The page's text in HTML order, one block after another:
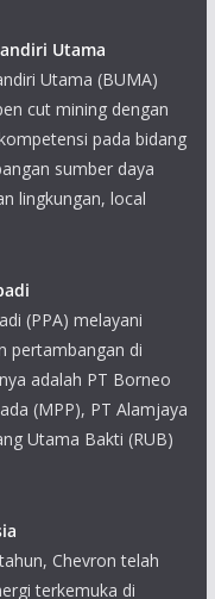
pengembangan
kesehatan dan
beberapa
Prima Persada
PT Rantaupanjang
Bara (KJB).
menjadi produsen
inovasi,
ladang-ladang